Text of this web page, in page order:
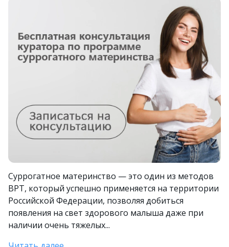
Суррогатное материнство — это один из методов
ВРТ, который успешно применяется на территории
Российской Федерации, позволяя добиться
появления на свет здорового малыша даже при
наличии очень тяжелых...